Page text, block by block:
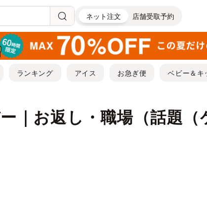
ネット注文 店舗受取予約
ランキング アイス お急ぎ便 ベビー＆キ
｜お返し・職場（話題